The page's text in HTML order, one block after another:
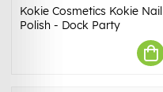
Kokie Cosmetics Kokie Nail
Polish - Dock Party